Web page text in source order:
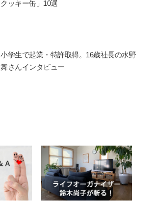
クッキー缶」10選
小学生で起業・特許取得。16歳社長の水野
舞さんインタビュー